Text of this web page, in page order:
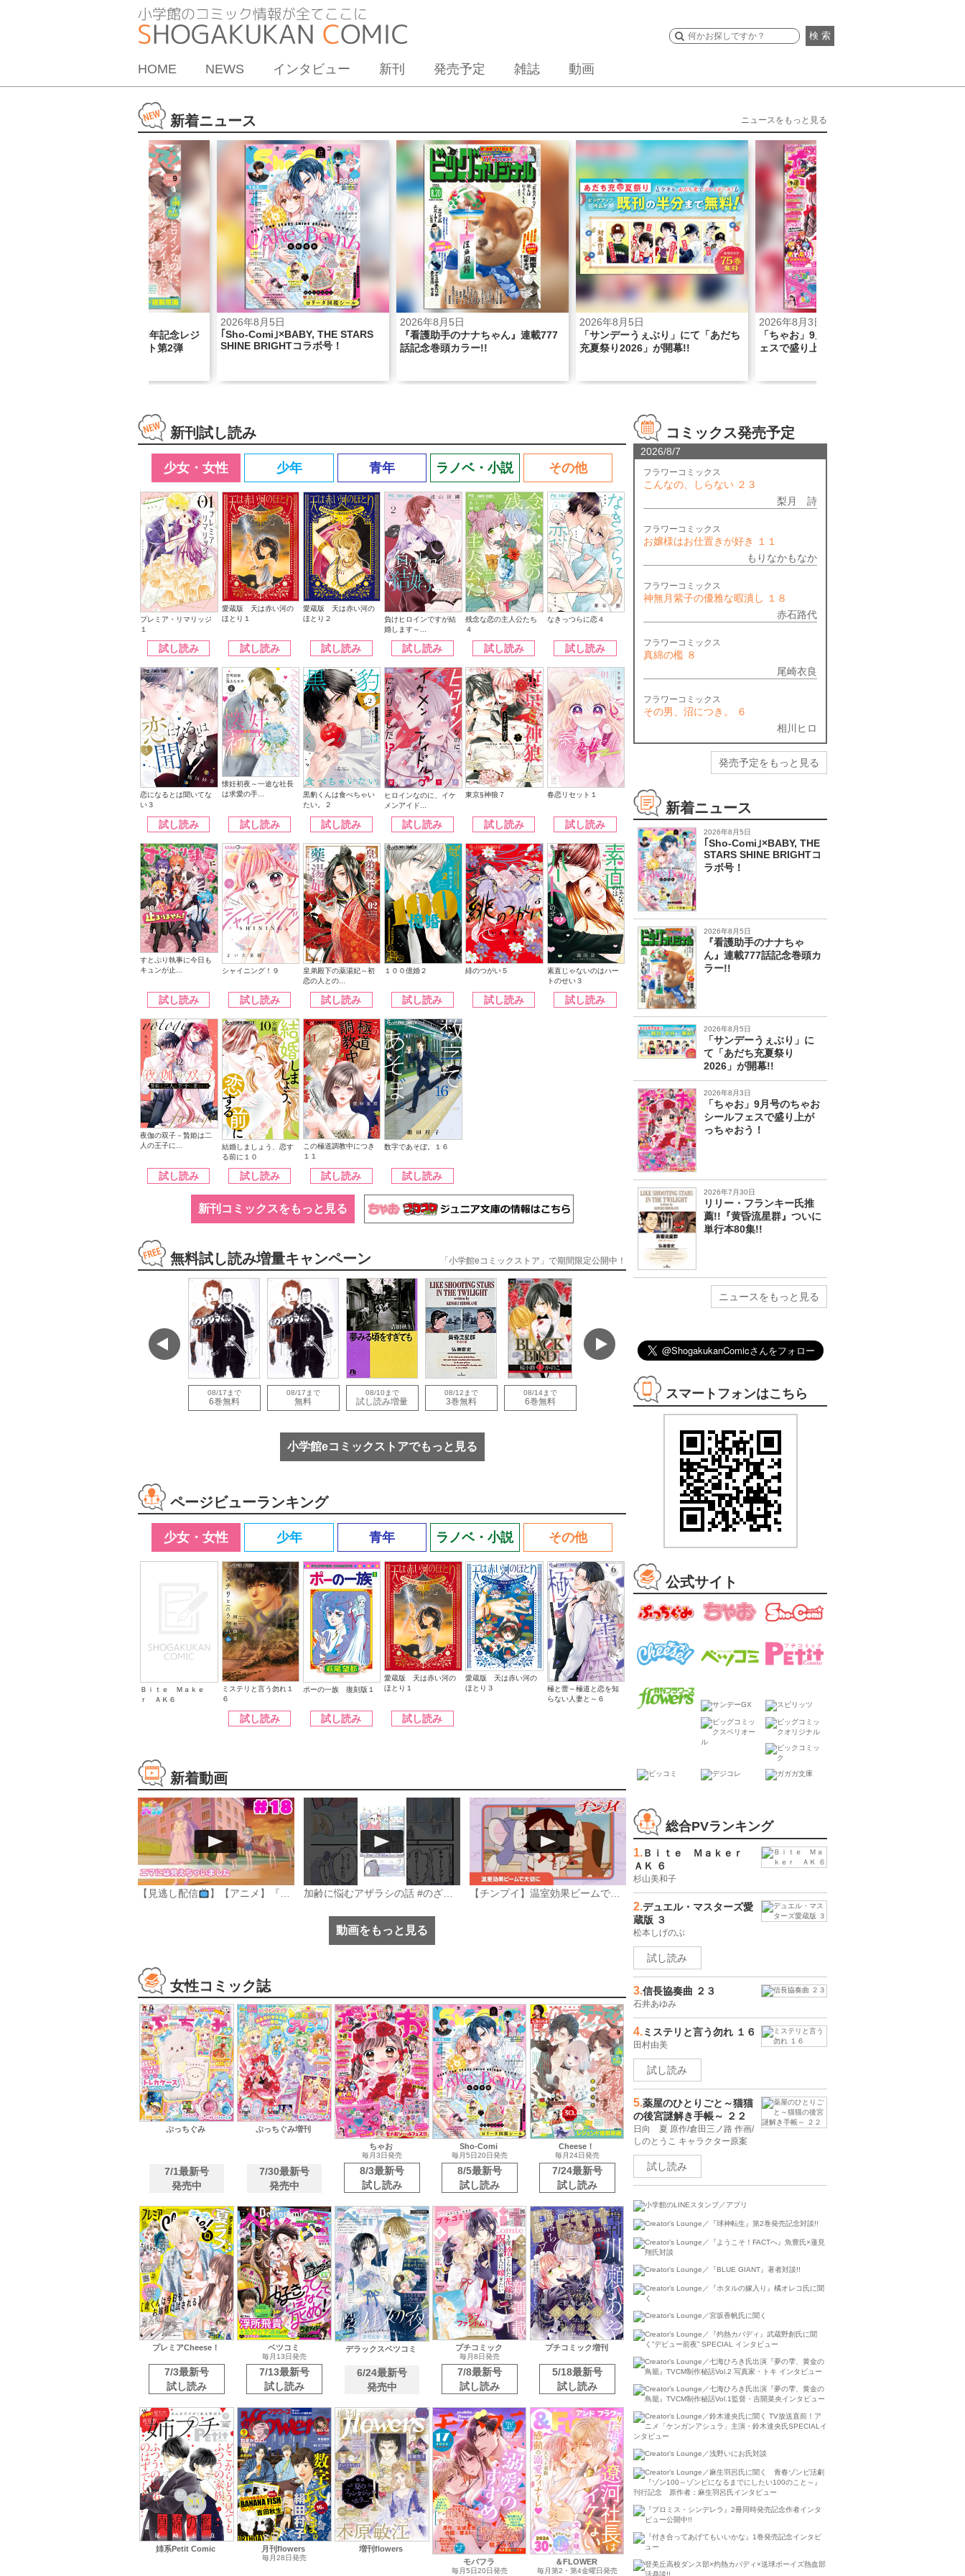
検 索
HOME NEWS インタビュー 新刊 発売予定 雑誌 動画
新着ニュース ニュースをもっと見る
｢Sho-Comi｣×BABY, THE STARS
SHINE BRIGHTコラボ号！
2026年8月5日
『看護助手のナナちゃん』連載777
話記念巻頭カラー!!
2026年8月5日
「サンデーうぇぶり」にて「あだち
充夏祭り2026」が開幕!!
2026年8月3日
「ちゃお」9月号のちゃおシールフ
ェスで盛り上がっちゃおう！
2026年7月30日
リリー・フランキー氏推薦!!『黄昏
流星群』ついに単行本80集!!
新刊試し読み
少女・女性 少年 青年 ラノベ・小説 その他
プレミア・リマリッジ
１
試し読み
愛蔵版 天は赤い河の
ほとり１
試し読み
愛蔵版 天は赤い河の
ほとり２
試し読み
負けヒロインですが結
婚します～...
試し読み
残念な恋の主人公たち
４
試し読み
なきっつらに恋４
試し読み
恋になるとは聞いてな
い３
試し読み
懐妊初夜～一途な社長
は求愛の手...
試し読み
黒豹くんは食べちゃい
たい。２
試し読み
ヒロインなのに、イケ
メンアイド...
試し読み
東京§神狼７
試し読み
春恋リセット１
試し読み
すとぷり執事に今日も
キュンが止...
試し読み
シャイニング！９
試し読み
皇弟殿下の薬湯妃～初
恋の人との...
試し読み
１００億婚２
試し読み
緋のつがい５
試し読み
素直じゃないのはハー
トのせい３
試し読み
夜伽の双子－贄姫は二
人の王子に...
試し読み
結婚しましょう、恋す
る前に１０
試し読み
この極道調教中につき
１１
試し読み
数字であそぼ。１６
試し読み
新刊コミックスをもっと見る
無料試し読み増量キャンペーン 「小学館eコミックストア」で期間限定公開中！
08/17まで
6巻無料
08/17まで
無料
08/10まで
試し読み増量
08/12まで
3巻無料
08/14まで
6巻無料
08/10まで 08/12まで
3巻無料
08/12まで
無料
小学館eコミックストアでもっと見る
ページビューランキング
少女・女性 少年 青年 ラノベ・小説 その他
Ｂｉｔｅ Ｍａｋｅ
ｒ ＡＫ６
ミステリと言う勿れ１
６
試し読み
ポーの一族 復刻版１
試し読み
愛蔵版 天は赤い河の
ほとり１
試し読み
愛蔵版 天は赤い河の
ほとり３
極と蕾～極道と恋を知
らない人妻と～６
新着動画
【見逃し配信 】【アニメ】『おねがいアイプリ』第１８話：エマには見えちゃいました 加齢に悩むアザラシの話 #のざらしちゃん #漫画 #サンデーうぇぶり 【チンプイ】温室効果ビームで大切に《公式》
動画をもっと見る
女性コミック誌
ぷっちぐみ
7/1最新号
発売中
ぷっちぐみ増刊
7/30最新号
発売中
ちゃお
毎月3日発売
8/3最新号
試し読み
Sho-Comi
毎月5日20日発売
8/5最新号
試し読み
Cheese！
毎月24日発売
7/24最新号
試し読み
プレミアCheese！
7/3最新号
試し読み
ベツコミ
毎月13日発売
7/13最新号
試し読み
デラックスベツコミ
6/24最新号
発売中
プチコミック
毎月8日発売
7/8最新号
試し読み
プチコミック増刊
5/18最新号
試し読み
姉系Petit Comic 月刊flowers
毎月28日発売
増刊flowers
モバフラ
毎月5日20日発売
＆FLOWER
毎月第2・第4金曜日発売
コミックス発売予定
2026/8/7
フラワーコミックス
こんなの、しらない ２３
梨月 詩
フラワーコミックス
お嬢様はお仕置きが好き １１
もりなかもなか
フラワーコミックス
神無月紫子の優雅な暇潰し １８
赤石路代
フラワーコミックス
真綿の檻 ８
尾崎衣良
フラワーコミックス
その男、沼につき。 ６
相川ヒロ
発売予定をもっと見る
新着ニュース
2026年8月5日
｢Sho-Comi｣×BABY, THE
STARS SHINE BRIGHTコ
ラボ号！
2026年8月5日
『看護助手のナナちゃ
ん』連載777話記念巻頭カ
ラー!!
2026年8月5日
「サンデーうぇぶり」に
て「あだち充夏祭り
2026」が開幕!!
2026年8月3日
「ちゃお」9月号のちゃお
シールフェスで盛り上が
っちゃおう！
2026年7月30日
リリー・フランキー氏推
薦!!『黄昏流星群』ついに
単行本80集!!
ニュースをもっと見る
スマートフォンはこちら
公式サイト
総合PVランキング
1.Ｂｉｔｅ Ｍａｋｅｒ
ＡＫ ６
杉山美和子
デュエル・マスターズ愛
蔵版 ３
松本しげのぶ
3.信長協奏曲 ２３
石井あゆみ
4.ミステリと言う勿れ １６
田村由美
試し読み
5.薬屋のひとりごと～猫猫
の後宮謎解き手帳～ ２２
日向 夏 原作/倉田三ノ路 作画/
試し読み